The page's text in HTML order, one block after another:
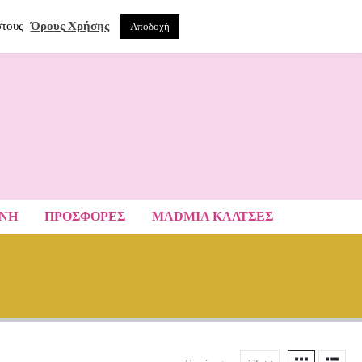
ΠΡΟΣΦΟΡΕΣ MADMIA ΚΆΛΤΣΕΣ
Όρους Χρήσης Αποδοχή